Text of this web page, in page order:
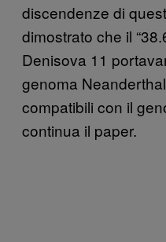
discendenze di
dimostrato che il
Denisova 11
genoma
compatibili con il
continua il paper.